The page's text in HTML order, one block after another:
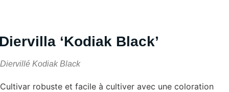
‘Kodiak Black’
Diervillé Kodiak Black
Cultivar robuste et facile à cultiver avec une coloration